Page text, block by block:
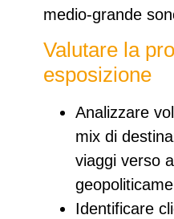
medio‑grande
Valutare la
esposizione
Analizzare
mix di
viaggi verso
Identificare